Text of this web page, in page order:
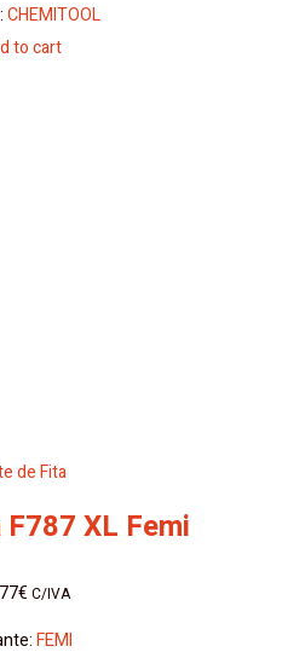
CHEMITOOL
to cart
de Fita
XL Femi
€ C/IVA
FEMI